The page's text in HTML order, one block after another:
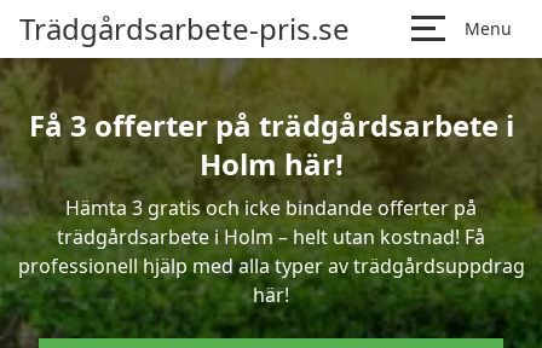
Trädgårdsarbete-pris.se Menu
Få 3 offerter på trädgårdsarbete i
Holm här!
Hämta 3 gratis och icke bindande offerter på
trädgårdsarbete i Holm – helt utan kostnad! Få
professionell hjälp med alla typer av trädgårdsuppdrag
här!